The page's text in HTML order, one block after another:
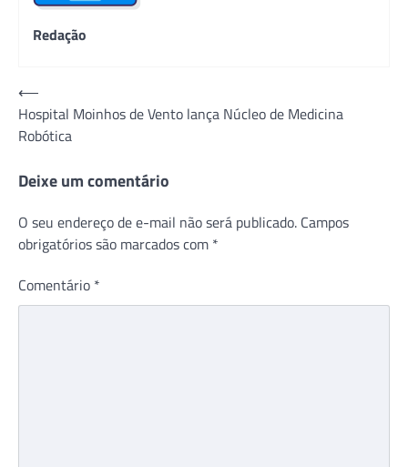
Redação
Navegação
de
Post
⟵
Hospital Moinhos de Vento lança Núcleo de Medicina
Robótica
Deixe um comentário
O seu endereço de e-mail não será publicado. Campos
obrigatórios são marcados com *
Comentário *